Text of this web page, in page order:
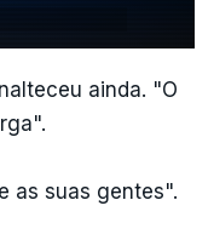
ainda. "O
as suas gentes".